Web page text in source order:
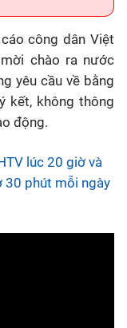
công dân Việt
chào ra nước
yêu cầu về bằng
kết, không thông
động.
lúc 20 giờ và
30 phút mỗi ngày